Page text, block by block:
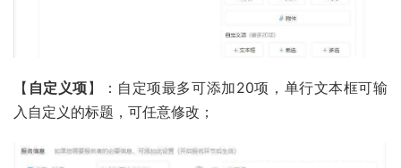
【 自定义项】：自定项最多可添加20项，单行文本框可输
入自定义的标题，可任意修改；